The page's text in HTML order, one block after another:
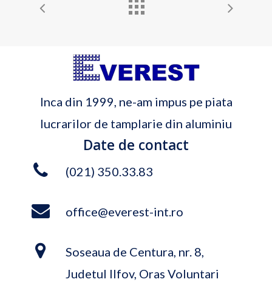
Inca din 1999, ne-am impus pe piata
lucrarilor de tamplarie din aluminiu
Date de contact
(021) 350.33.83
office@everest-int.ro
Soseaua de Centura, nr. 8,
Judetul Ilfov, Oras Voluntari